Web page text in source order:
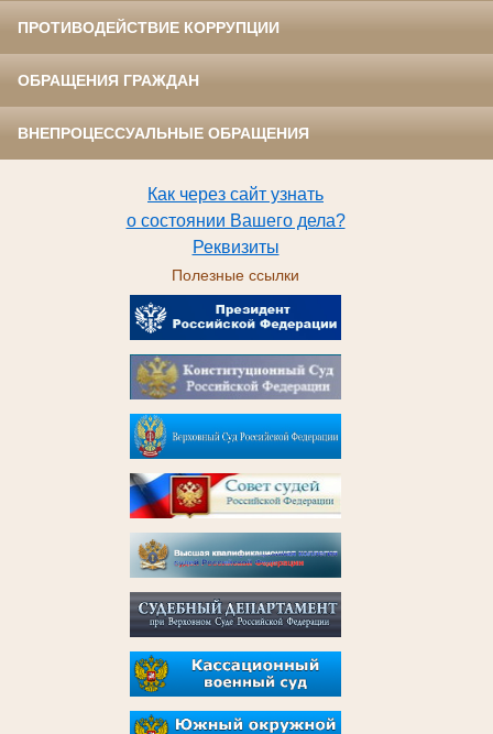
ПРОТИВОДЕЙСТВИЕ КОРРУПЦИИ
ОБРАЩЕНИЯ ГРАЖДАН
ВНЕПРОЦЕССУАЛЬНЫЕ ОБРАЩЕНИЯ
Как через сайт узнать
о состоянии Вашего дела?
Реквизиты
Полезные ссылки